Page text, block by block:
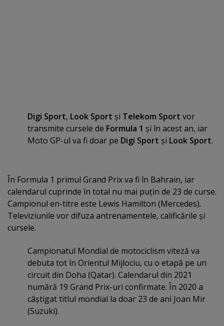
Digi Sport, Look Sport şi Telekom Sport vor
transmite cursele de Formula 1 şi în acest an, iar
Moto GP-ul va fi doar pe Digi Sport şi Look Sport.
În Formula 1 primul Grand Prix va fi în Bahrain, iar
calendarul cuprinde în total nu mai puţin de 23 de curse.
Campionul en-titre este Lewis Hamilton (Mercedes).
Televiziunile vor difuza antrenamentele, calificările şi
cursele.
Campionatul Mondial de motociclism viteză va
debuta tot în Orientul Mijlociu, cu o etapă pe un
circuit din Doha (Qatar). Calendarul din 2021
numără 19 Grand Prix-uri confirmate. În 2020 a
câştigat titlul mondial la doar 23 de ani Joan Mir
(Suzuki).